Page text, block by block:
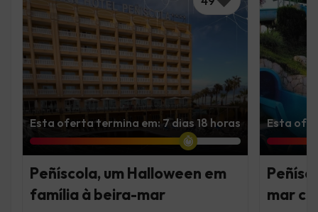
Esta oferta termina em: 7 dias 18 horas
Peñíscola, um Halloween em
família à beira-mar
Esta
mar